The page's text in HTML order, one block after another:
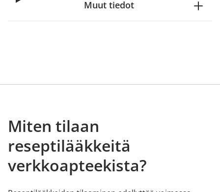
Muut tiedot
Miten tilaan
reseptilääkkeitä
verkkoapteekista?